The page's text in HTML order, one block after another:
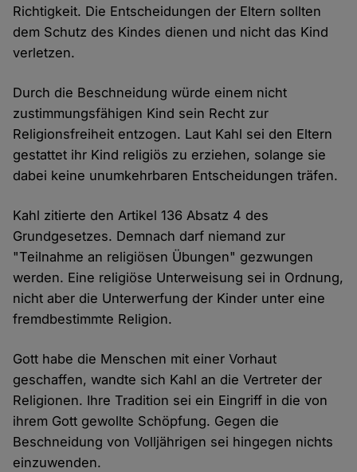
Richtigkeit. Die Entscheidungen der Eltern sollten
dem Schutz des Kindes dienen und nicht das Kind
verletzen.
Durch die Beschneidung würde einem nicht
zustimmungsfähigen Kind sein Recht zur
Religionsfreiheit entzogen. Laut Kahl sei den Eltern
gestattet ihr Kind religiös zu erziehen, solange sie
dabei keine unumkehrbaren Entscheidungen träfen.
Kahl zitierte den Artikel 136 Absatz 4 des
Grundgesetzes. Demnach darf niemand zur
"Teilnahme an religiösen Übungen" gezwungen
werden. Eine religiöse Unterweisung sei in Ordnung,
nicht aber die Unterwerfung der Kinder unter eine
fremdbestimmte Religion.
Gott habe die Menschen mit einer Vorhaut
geschaffen, wandte sich Kahl an die Vertreter der
Religionen. Ihre Tradition sei ein Eingriff in die von
ihrem Gott gewollte Schöpfung. Gegen die
Beschneidung von Volljährigen sei hingegen nichts
einzuwenden.